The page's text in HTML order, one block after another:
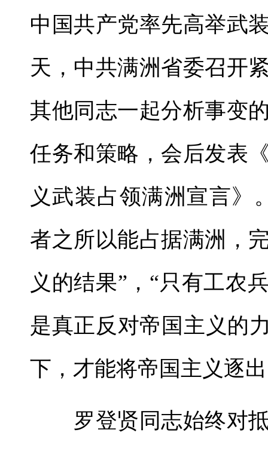
中国共产党率先高举武
天，中共满洲省委召开
其他同志一起分析事变
任务和策略，会后发表
义武装占领满洲宣言》
者之所以能占据满洲，
义的结果”，“只有工农
是真正反对帝国主义的
下，才能将帝国主义逐
罗登贤同志始终对抵